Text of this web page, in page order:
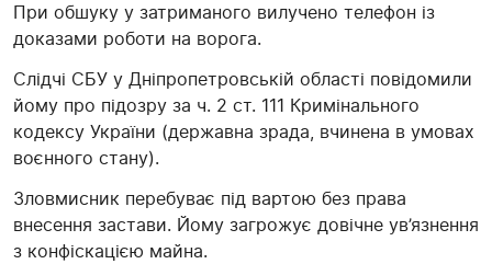
При обшуку у затриманого вилучено телефон із
доказами роботи на ворога.
Слідчі СБУ у Дніпропетровській області повідомили
йому про підозру за ч. 2 ст. 111 Кримінального
кодексу України (державна зрада, вчинена в умовах
воєнного стану).
Зловмисник перебуває під вартою без права
внесення застави. Йому загрожує довічне ув’язнення
з конфіскацією майна.